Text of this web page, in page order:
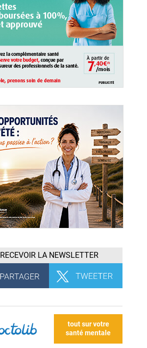
RECEVOIR LA NEWSLETTER
tout sur votre
santé mentale